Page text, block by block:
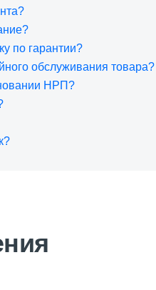
по гарантии?
обслуживания товара?
НРП?